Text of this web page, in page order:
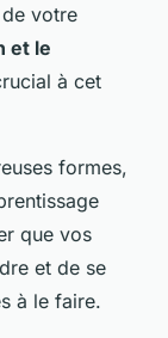
votre
et le
à cet
formes,
que vos
et de se
à le faire.